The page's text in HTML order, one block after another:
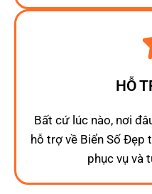
HỖ
Bất cứ lúc nào, nơi
hỗ trợ về Biển Số Đẹp
phục vụ và